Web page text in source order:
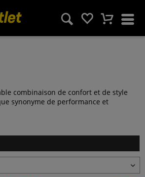
combinaison de confort et de style
synonyme de performance et